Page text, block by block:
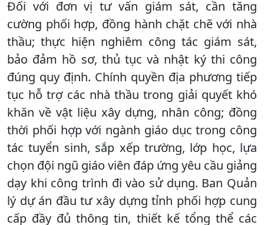
Đối với đơn vị tư vấn giám sát, cần tăng
cường phối hợp, đồng hành chặt chẽ với nhà
thầu; thực hiện nghiêm công tác giám sát,
bảo đảm hồ sơ, thủ tục và nhật ký thi công
đúng quy định. Chính quyền địa phương tiếp
tục hỗ trợ các nhà thầu trong giải quyết khó
khăn về vật liệu xây dựng, nhân công; đồng
thời phối hợp với ngành giáo dục trong công
tác tuyển sinh, sắp xếp trường, lớp học, lựa
chọn đội ngũ giáo viên đáp ứng yêu cầu giảng
dạy khi công trình đi vào sử dụng. Ban Quản
lý dự án đầu tư xây dựng tỉnh phối hợp cung
cấp đầy đủ thông tin, thiết kế tổng thể các